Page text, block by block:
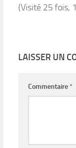
(Visité 25 fois,
LAISSER UN
Commentaire*